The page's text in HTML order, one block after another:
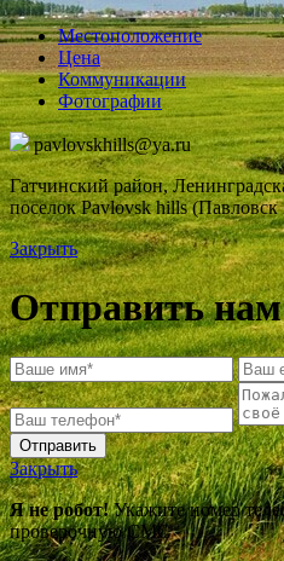
Местоположение
Цена
Коммуникации
Фотографии
pavlovskhills@ya.ru
Гатчинский район,
поселок Pavlovsk hills
Закрыть
Отправить
Закрыть
Я не робот!Укажите номер
проверочную СМС